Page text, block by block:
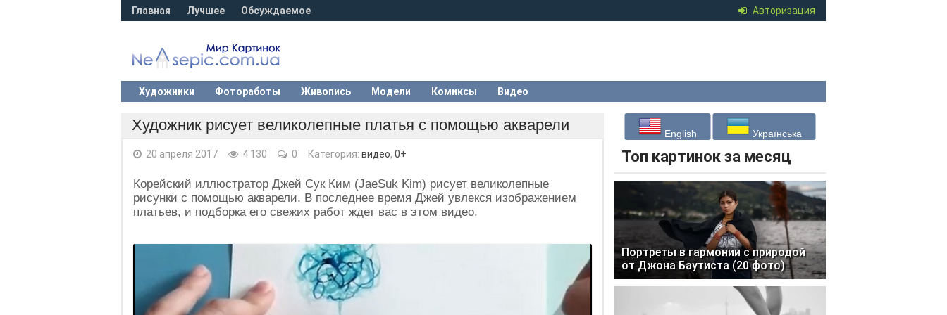
Авторизация
Главная Лучшее Обсуждаемое
Художники Фотоработы Живопись Модели Комиксы Видео
Художник рисует великолепные платья с помощью акварели
20 апреля 2017 4 130 0 Категория: видео, 0+
Корейский иллюстратор Джей Сук Ким (JaeSuk Kim) рисует великолепные
рисунки с помощью акварели. В последнее время Джей увлекся изображением
платьев, и подборка его свежих работ ждет вас в этом видео.
English Українська
Топ картинок за месяц
Портреты в гармонии с природой
от Джона Баутиста (20 фото)